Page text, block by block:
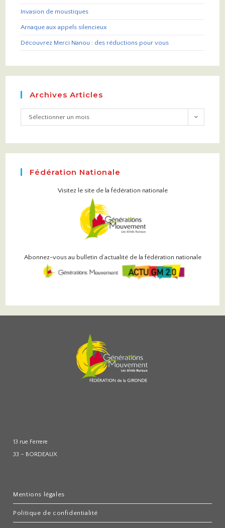
Invasion de moustiques
Arnaque aux appels silencieux
Découvrez Merci Nanou : des réductions pour vous
Archives Articles
Sélectionner un mois
Fédération Nationale
Visitez le site de la fédération nationale
Abonnez-vous au bulletin d’actualité de la fédération nationale
13 rue Ferrere
33 – BORDEAUX
Mentions légales
Politique de confidentialité